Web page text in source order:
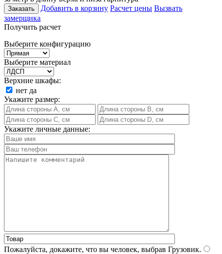
Заказать Добавить в корзину Расчет цены Вызвать
замерщика
Получить расчет
Выберите конфигурацию
Выберите материал
Верхние шкафы:
нет да
Укажите размер:
Укажите личные данные:
Пожалуйста, докажите, что вы человек, выбрав Грузовик.